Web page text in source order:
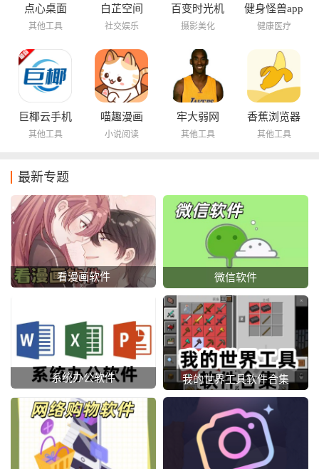
点心桌面
其他工具
白芷空间
社交娱乐
百变时光机
摄影美化
健身怪兽app
健康医疗
巨椰云手机
其他工具
喵趣漫画
小说阅读
牢大弱网
其他工具
香蕉浏览器
其他工具
最新专题
看漫画软件 微信软件
系统办公软件 我的世界工具软件合集